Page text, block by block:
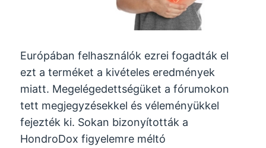
Európában felhasználók ezrei fogadták el
ezt a terméket a kivételes eredmények
miatt. Megelégedettségüket a fórumokon
tett megjegyzésekkel és véleményükkel
fejezték ki. Sokan bizonyították a
HondroDox figyelemre méltó